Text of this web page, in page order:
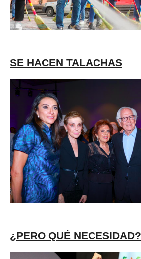
SE HACEN TALACHAS
¿PERO QUÉ NECESIDAD?